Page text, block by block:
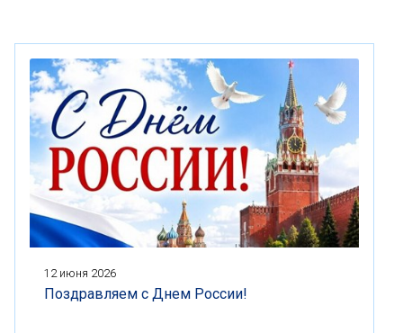
12 июня 2026
Поздравляем с Днем России!